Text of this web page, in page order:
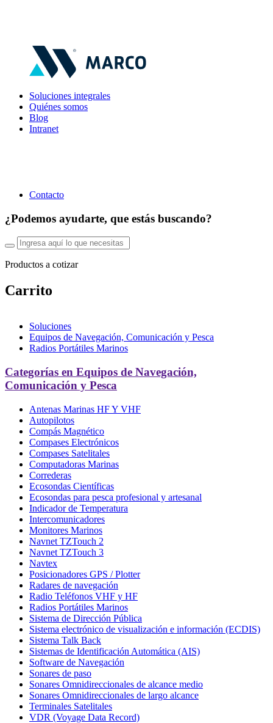
Soluciones integrales
Quiénes somos
Blog
Intranet
Contacto
¿Podemos ayudarte, que estás buscando?
Productos a cotizar
Carrito
Soluciones
Equipos de Navegación, Comunicación y Pesca
Radios Portátiles Marinos
Categorías en Equipos de Navegación,
Comunicación y Pesca
Antenas Marinas HF Y VHF
Autopilotos
Compás Magnético
Compases Electrónicos
Compases Satelitales
Computadoras Marinas
Correderas
Ecosondas Científicas
Ecosondas para pesca profesional y artesanal
Indicador de Temperatura
Intercomunicadores
Monitores Marinos
Navnet TZTouch 2
Navnet TZTouch 3
Navtex
Posicionadores GPS / Plotter
Radares de navegación
Radio Teléfonos VHF y HF
Radios Portátiles Marinos
Sistema de Dirección Pública
Sistema electrónico de visualización e información (ECDIS)
Sistema Talk Back
Sistemas de Identificación Automática (AIS)
Software de Navegación
Sonares de paso
Sonares Omnidireccionales de alcance medio
Sonares Omnidireccionales de largo alcance
Terminales Satelitales
VDR (Voyage Data Record)